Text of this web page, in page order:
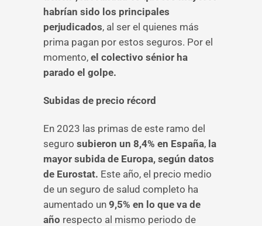
habrían sido los principales
perjudicados, al ser el quienes más
prima pagan por estos seguros. Por el
momento, el colectivo sénior ha
parado el golpe.
Subidas de precio récord
En 2023 las primas de este ramo del
seguro subieron un 8,4% en España, la
mayor subida de Europa, según datos
de Eurostat. Este año, el precio medio
de un seguro de salud completo ha
aumentado un 9,5% en lo que va de
año respecto al mismo periodo de